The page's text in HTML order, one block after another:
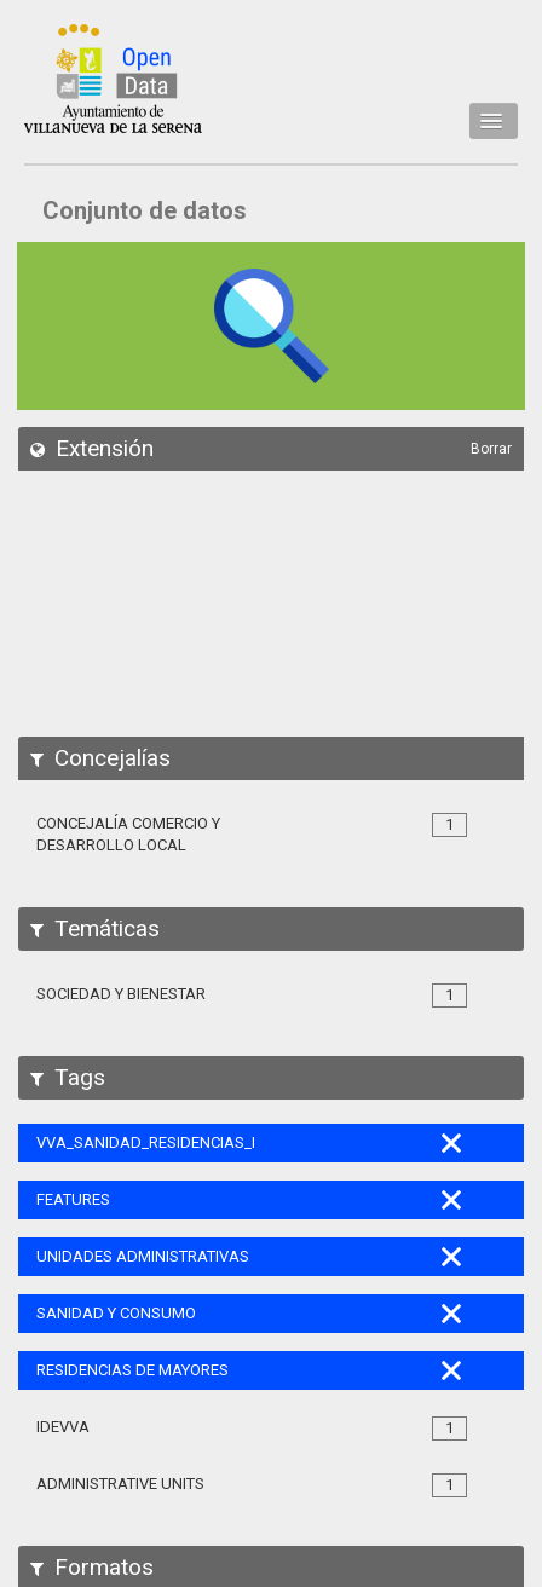
Inicio
Datos
API
Conjunto de datos
Extensión Borrar
Concejalías
1
CONCEJALÍA COMERCIO Y
DESARROLLO LOCAL
Temáticas
1
SOCIEDAD Y BIENESTAR
Tags
VVA_SANIDAD_RESIDENCIAS_MAYORES_105
FEATURES
UNIDADES ADMINISTRATIVAS
SANIDAD Y CONSUMO
RESIDENCIAS DE MAYORES
1
IDEVVA
1
ADMINISTRATIVE UNITS
Formatos